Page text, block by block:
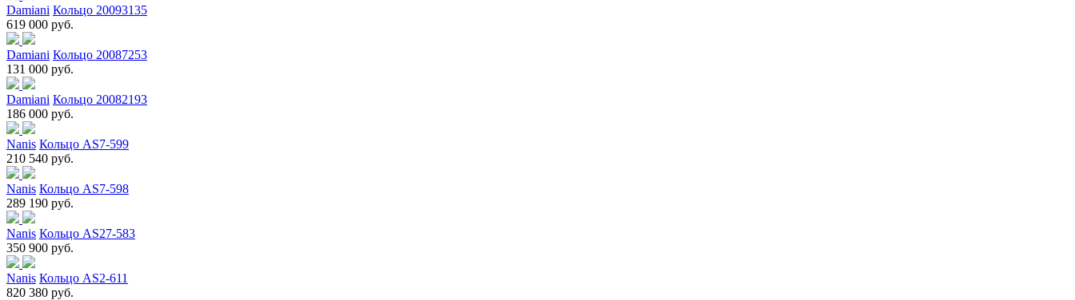
Damiani Кольцо 20093135
619 000 руб.
Damiani Кольцо 20087253
131 000 руб.
Damiani Кольцо 20082193
186 000 руб.
Nanis Кольцо AS7-599
210 540 руб.
Nanis Кольцо AS7-598
289 190 руб.
Nanis Кольцо AS27-583
350 900 руб.
Nanis Кольцо AS2-611
820 380 руб.